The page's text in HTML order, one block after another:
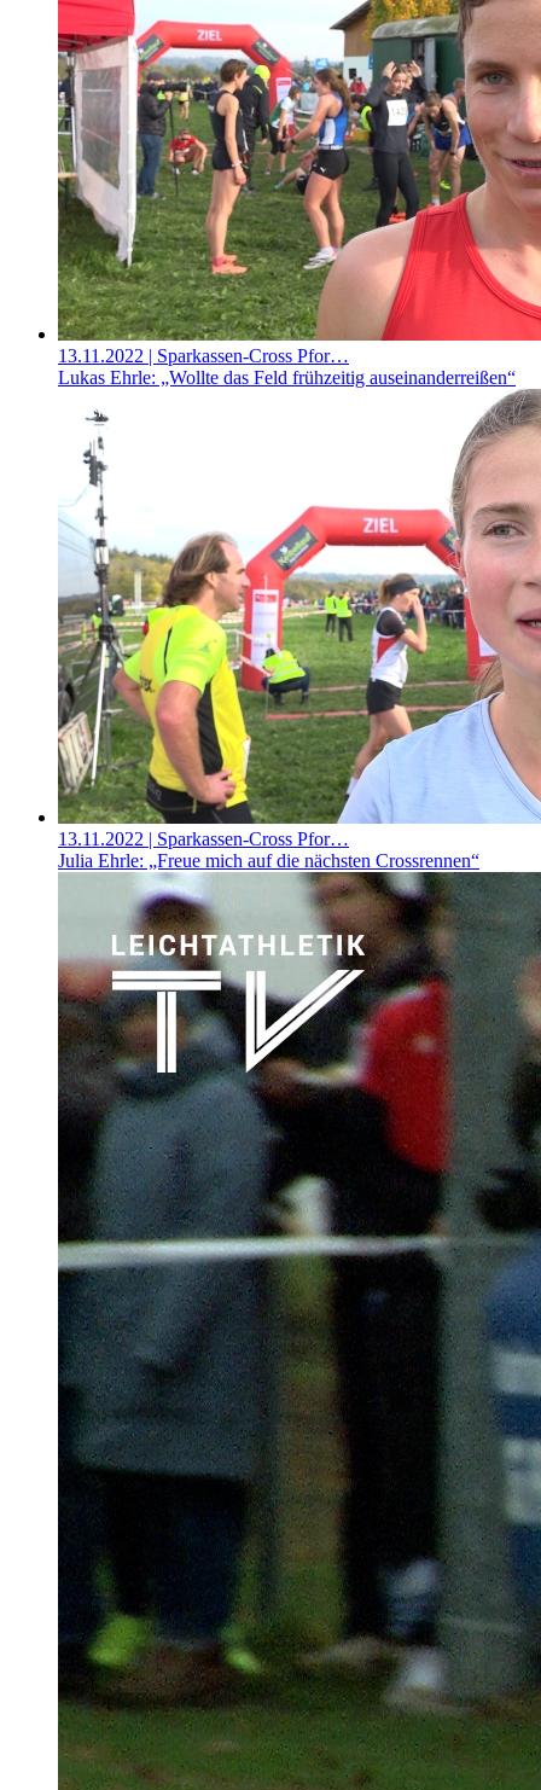
13.11.2022 | Sparkassen-Cross Pfor…
Lukas Ehrle: „Wollte das Feld frühzeitig auseinanderreißen“
13.11.2022 | Sparkassen-Cross Pfor…
Julia Ehrle: „Freue mich auf die nächsten Crossrennen“